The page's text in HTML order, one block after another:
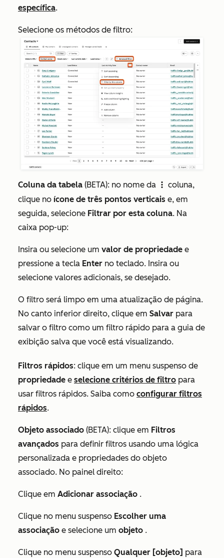
específica.
Selecione os métodos de filtro:
Coluna da tabela (BETA): no nome da verticalMenu
coluna,
clique no ícone de três pontos verticais e, em
seguida, selecione Filtrar por esta coluna. Na
caixa pop-up:
Insira ou selecione um valor de propriedade e
pressione a tecla Enter no teclado. Insira ou
selecione valores adicionais, se desejado.
O filtro será limpo em uma atualização de página.
No canto inferior direito, clique em Salvar para
salvar o filtro como um filtro rápido para a guia de
exibição salva que você está visualizando.
Filtros rápidos: clique em um menu suspenso de
propriedade e selecione critérios de filtro para
usar filtros rápidos. Saiba como configurar filtros
rápidos.
Objeto associado (BETA): clique em Filtros
avançados para definir filtros usando uma lógica
personalizada e propriedades do objeto
associado. No painel direito:
Clique em Adicionar associação .
Clique no menu suspenso Escolher uma
associação e selecione um objeto .
Clique no menu suspenso Qualquer [objeto] para